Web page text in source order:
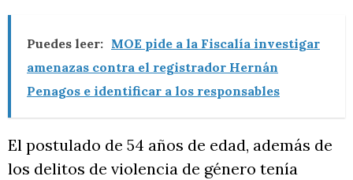
Puedes leer: MOE pide a la Fiscalía investigar
amenazas contra el registrador Hernán
Penagos e identificar a los responsables
El postulado de 54 años de edad, además de
los delitos de violencia de género tenía